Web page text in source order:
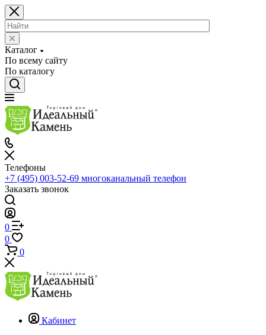
Каталог
По всему сайту
По каталогу
Телефоны
+7 (495) 003-52-69 многоканальный телефон
Заказать звонок
0
0
0
Кабинет